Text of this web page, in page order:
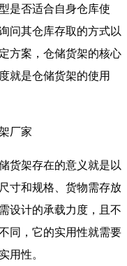
是否适合自身仓库使
问其仓库存取的方式以
方案，仓储货架的核心
就是仓储货架的使用
货架存在的意义就是以
寸和规格、货物需存放
设计的承载力度，且不
同，它的实用性就需要
用性。